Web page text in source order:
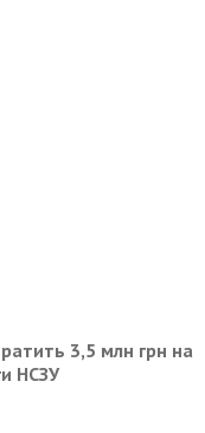
3,5 млн грн на
НСЗУ